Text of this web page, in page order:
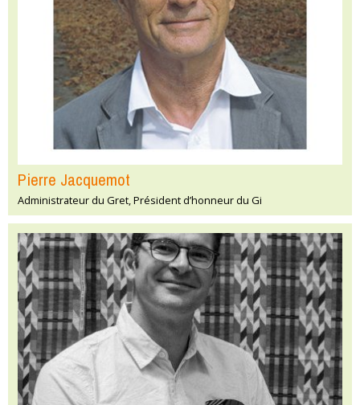
Pierre Jacquemot
Administrateur du Gret, Président d’honneur du Gi